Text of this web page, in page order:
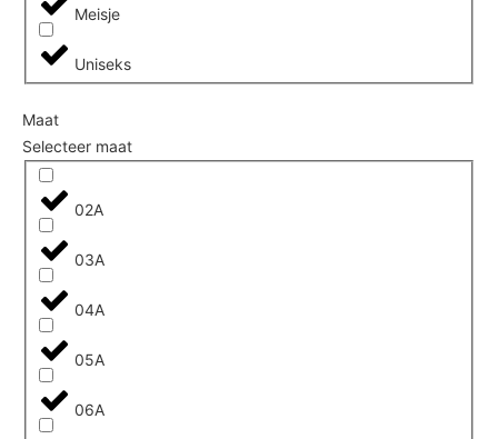
Meisje
Uniseks
Maat
Selecteer maat
02A
03A
04A
05A
06A